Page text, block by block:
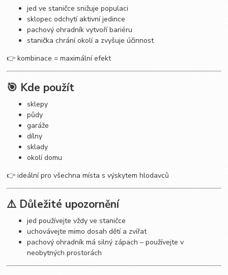
jed ve staničce snižuje populaci
sklopec odchytí aktivní jedince
pachový ohradník vytvoří bariéru
stanička chrání okolí a zvyšuje účinnost
👉 kombinace = maximální efekt
🎯 Kde použít
sklepy
půdy
garáže
dílny
sklady
okolí domu
👉 ideální pro všechna místa s výskytem hlodavců
⚠️ Důležité upozornění
jed používejte vždy ve staničce
uchovávejte mimo dosah dětí a zvířat
pachový ohradník má silný zápach – používejte v
neobytných prostorách